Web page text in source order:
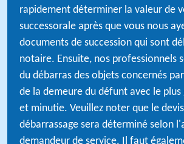
rapidement déterminer la valeur de
successorale après que vous nous
documents de succession qui sont
notaire. Ensuite, nos professionnels
du débarras des objets concernés
de la demeure du défunt avec le plus
et minutie. Veuillez noter que le
débarrassage sera déterminé selon
demandeur de service. Il faut